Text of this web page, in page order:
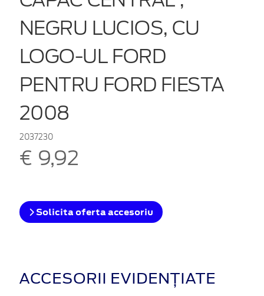
NEGRU LUCIOS, CU
LOGO-UL FORD
PENTRU FORD FIESTA
2008
2037230
€ 9,92
Solicita oferta accesoriu
ACCESORII EVIDENȚIATE